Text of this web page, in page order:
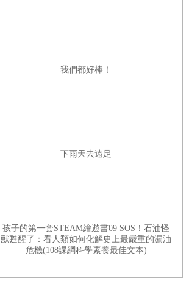
我們都好棒！
下雨天去遠足
孩子的第一套STEAM繪遊書09 SOS！石油怪
獸甦醒了：看人類如何化解史上最嚴重的漏油
危機(108課綱科學素養最佳文本)